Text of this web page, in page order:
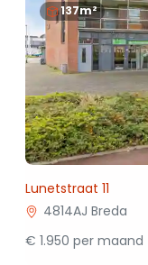
137m²
Lunetstraat 11
4814AJ Breda
€ 1.950 per maand